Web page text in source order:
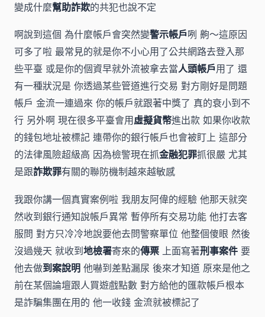
變成什麼幫助詐欺的共犯也說不定
啊說到這個 為什麼帳戶會突然變警示帳戶咧 齁～這原因
可多了啦 最常見的就是你不小心用了公共網路去登入那
些平臺 或是你的個資早就外流被拿去當人頭帳戶用了 還
有一種狀況是 你透過某些管道進行交易 對方剛好是問題
帳戶 金流一連過來 你的帳戶就跟著中獎了 真的衰小到不
行 另外啊 現在很多平臺會用 虛擬貨幣進出款 如果你收款
的錢包地址被標記 連帶你的銀行帳戶也會被盯上 這部分
的法律風險超級高 因為檢警現在抓金融犯罪抓很嚴 尤其
是跟詐欺罪有關的聯防機制越來越敏感
我跟你講一個真實案例啦 我朋友阿偉的經驗 他那天就突
然收到銀行通知說帳戶異常 暫停所有交易功能 他打去客
服問 對方只冷冷地說要他去問警察單位 他整個傻眼 然後
沒過幾天 就收到地檢署寄來的傳票 上面寫著刑事案件 要
他去做到案說明 他嚇到差點漏尿 後來才知道 原來是他之
前在某個論壇跟人買遊戲點數 對方給他的匯款帳戶根本
是詐騙集團在用的 他一收錢 金流就被標記了